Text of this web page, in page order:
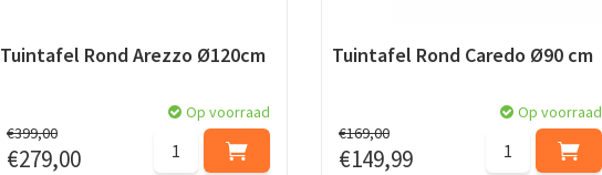
Tuintafel Rond Arezzo Ø120cm
€399,00
€279,00
Op voorraad
Tuintafel Rond Caredo Ø90 cm
€169,00
€149,99
Op voorraad